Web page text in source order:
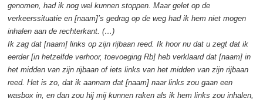
genomen, had ik nog wel kunnen stoppen. Maar gelet op de
verkeerssituatie en [naam]’s gedrag op de weg had ik hem niet mogen
inhalen aan de rechterkant. (…)
Ik zag dat [naam] links op zijn rijbaan reed. Ik hoor nu dat u zegt dat ik
eerder [in hetzelfde verhoor, toevoeging Rb] heb verklaard dat [naam] in
het midden van zijn rijbaan of iets links van het midden van zijn rijbaan
reed. Het is zo, dat ik aannam dat [naam] naar links zou gaan een
wasbox in, en dan zou hij mij kunnen raken als ik hem links zou inhalen,